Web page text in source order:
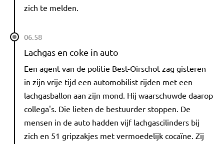
zich te melden.
06.58
Lachgas en coke in auto
Een agent van de politie Best-Oirschot zag gisteren
in zijn vrije tijd een automobilist rijden met een
lachgasballon aan zijn mond. Hij waarschuwde daarop
collega's. Die lieten de bestuurder stoppen. De
mensen in de auto hadden vijf lachgascilinders bij
zich en 51 gripzakjes met vermoedelijk cocaïne. Zij